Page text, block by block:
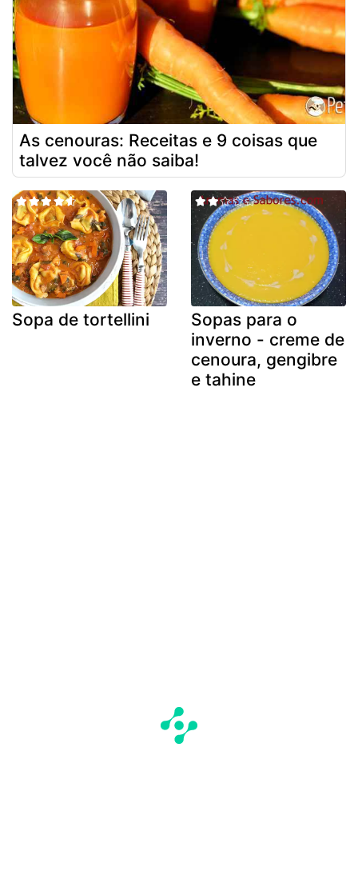
As cenouras: Receitas e 9 coisas que
talvez você não saiba!
Sopa de tortellini
Sopas para o
inverno - creme de
cenoura, gengibre
e tahine